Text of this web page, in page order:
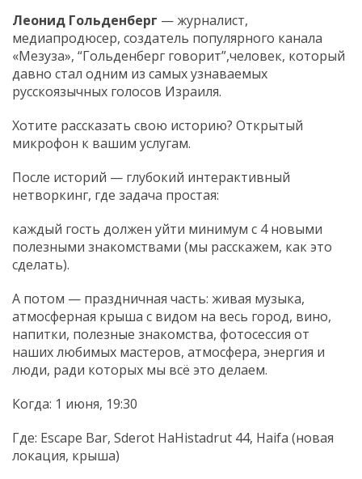
Леонид Гольденберг — журналист,
медиапродюсер, создатель популярного канала
«Мезуза», “Гольденберг говорит”,человек, который
давно стал одним из самых узнаваемых
русскоязычных голосов Израиля.
Хотите рассказать свою историю? Открытый
микрофон к вашим услугам.
После историй — глубокий интерактивный
нетворкинг, где задача простая:
каждый гость должен уйти минимум с 4 новыми
полезными знакомствами (мы расскажем, как это
сделать).
А потом — праздничная часть: живая музыка,
атмосферная крыша с видом на весь город, вино,
напитки, полезные знакомства, фотосессия от
наших любимых мастеров, атмосфера, энергия и
люди, ради которых мы всё это делаем.
Когда: 1 июня, 19:30
Где: Escape Bar, Sderot HaHistadrut 44, Haifa (новая
локация, крыша)